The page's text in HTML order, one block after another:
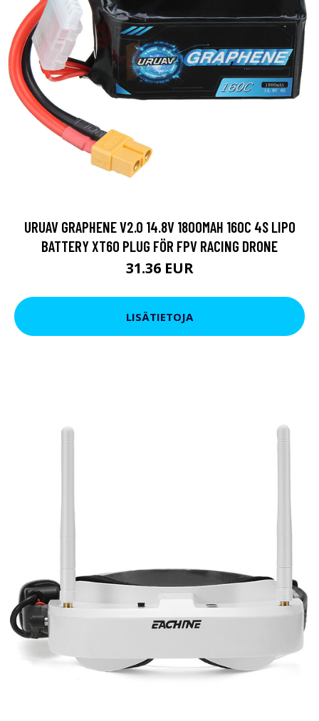
URUAV GRAPHENE V2.0 14.8V 1800MAH 160C 4S LIPO
BATTERY XT60 PLUG FÖR FPV RACING DRONE
31.36 EUR
LISÄTIETOJA